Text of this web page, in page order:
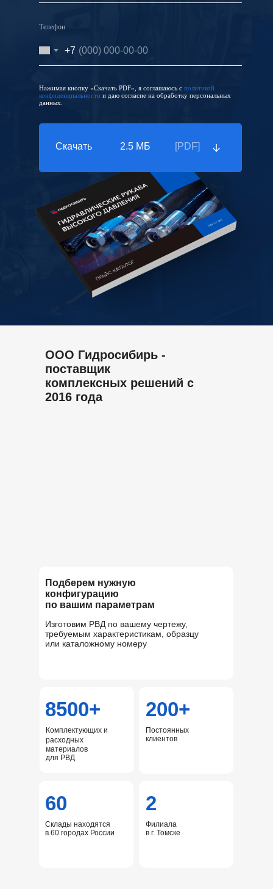
Скачать 2.5 МБ [PDF]
Телефон
+7
Нажимая кнопку «Скачать PDF», я соглашаюсь с политикой
конфиденциальности и даю согласие на обработку персональных
данных.
ООО Гидросибирь -
поставщик
комплексных решений с
2016 года
Подберем нужную
конфигурацию
по вашим параметрам
Изготовим РВД по вашему чертежу,
требуемым характеристикам, образцу
или каталожному номеру
Комплектующих и
расходных
материалов
для РВД
8500+
Постоянных
клиентов
200+
Склады находятся
в 60 городах России
60
Филиала
в г. Томске
2